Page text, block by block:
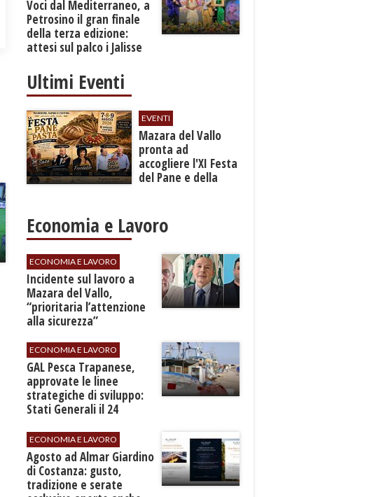
Voci dal Mediterraneo, a
Petrosino il gran finale
della terza edizione:
attesi sul palco i Jalisse
Ultimi Eventi
EVENTI
Mazara del Vallo
pronta ad
accogliere l'XI Festa
del Pane e della
Economia e Lavoro
ECONOMIA E LAVORO
​Incidente sul lavoro a
Mazara del Vallo,
“prioritaria l’attenzione
alla sicurezza”
ECONOMIA E LAVORO
GAL Pesca Trapanese,
approvate le linee
strategiche di sviluppo:
Stati Generali il 24
ECONOMIA E LAVORO
Agosto ad Almar Giardino
di Costanza: gusto,
tradizione e serate